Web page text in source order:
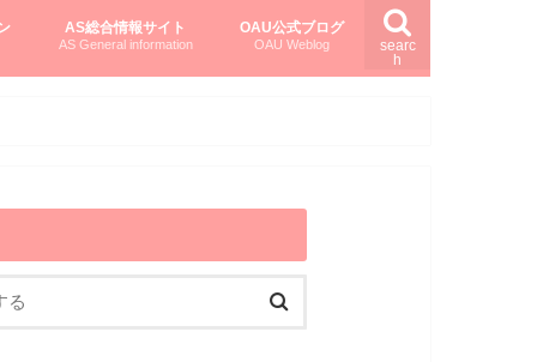
searc
h
AS総合情報サイト
AS General information
OAU公式ブログ
OAU Weblog